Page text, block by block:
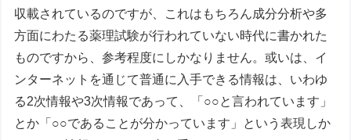
収載されているのですが、これはもちろん成分分析や多
方面にわたる薬理試験が行われていない時代に書かれた
ものですから、参考程度にしかなりません。或いは、イ
ンターネットを通じて普通に入手できる情報は、いわゆ
る2次情報や3次情報であって、「○○と言われています」
とか「○○であることが分かっています」という表現しか